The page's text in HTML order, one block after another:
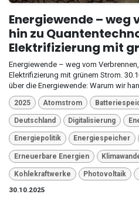
Energiewende – weg
hin zu
Elektrifizierung mit
Energiewende – weg vom
Elektrifizierung mit grünem Strom.
über die Energiewende: Warum wir
2025 Atomstrom
Deutschland Digitalisierung
Energiepolitik Energiespeicher
Erneuerbare Energien
Kohlekraftwerke Photovoltaik
30.10.2025